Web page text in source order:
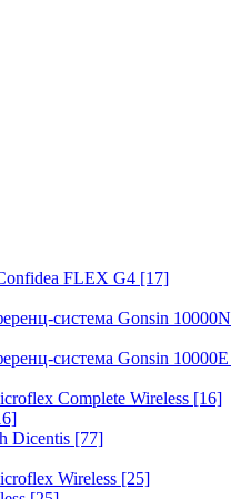
FLEX G4 [17]
система Gonsin 10000N
система Gonsin 10000E
Complete Wireless [16]
Dicentis [77]
Wireless [25]